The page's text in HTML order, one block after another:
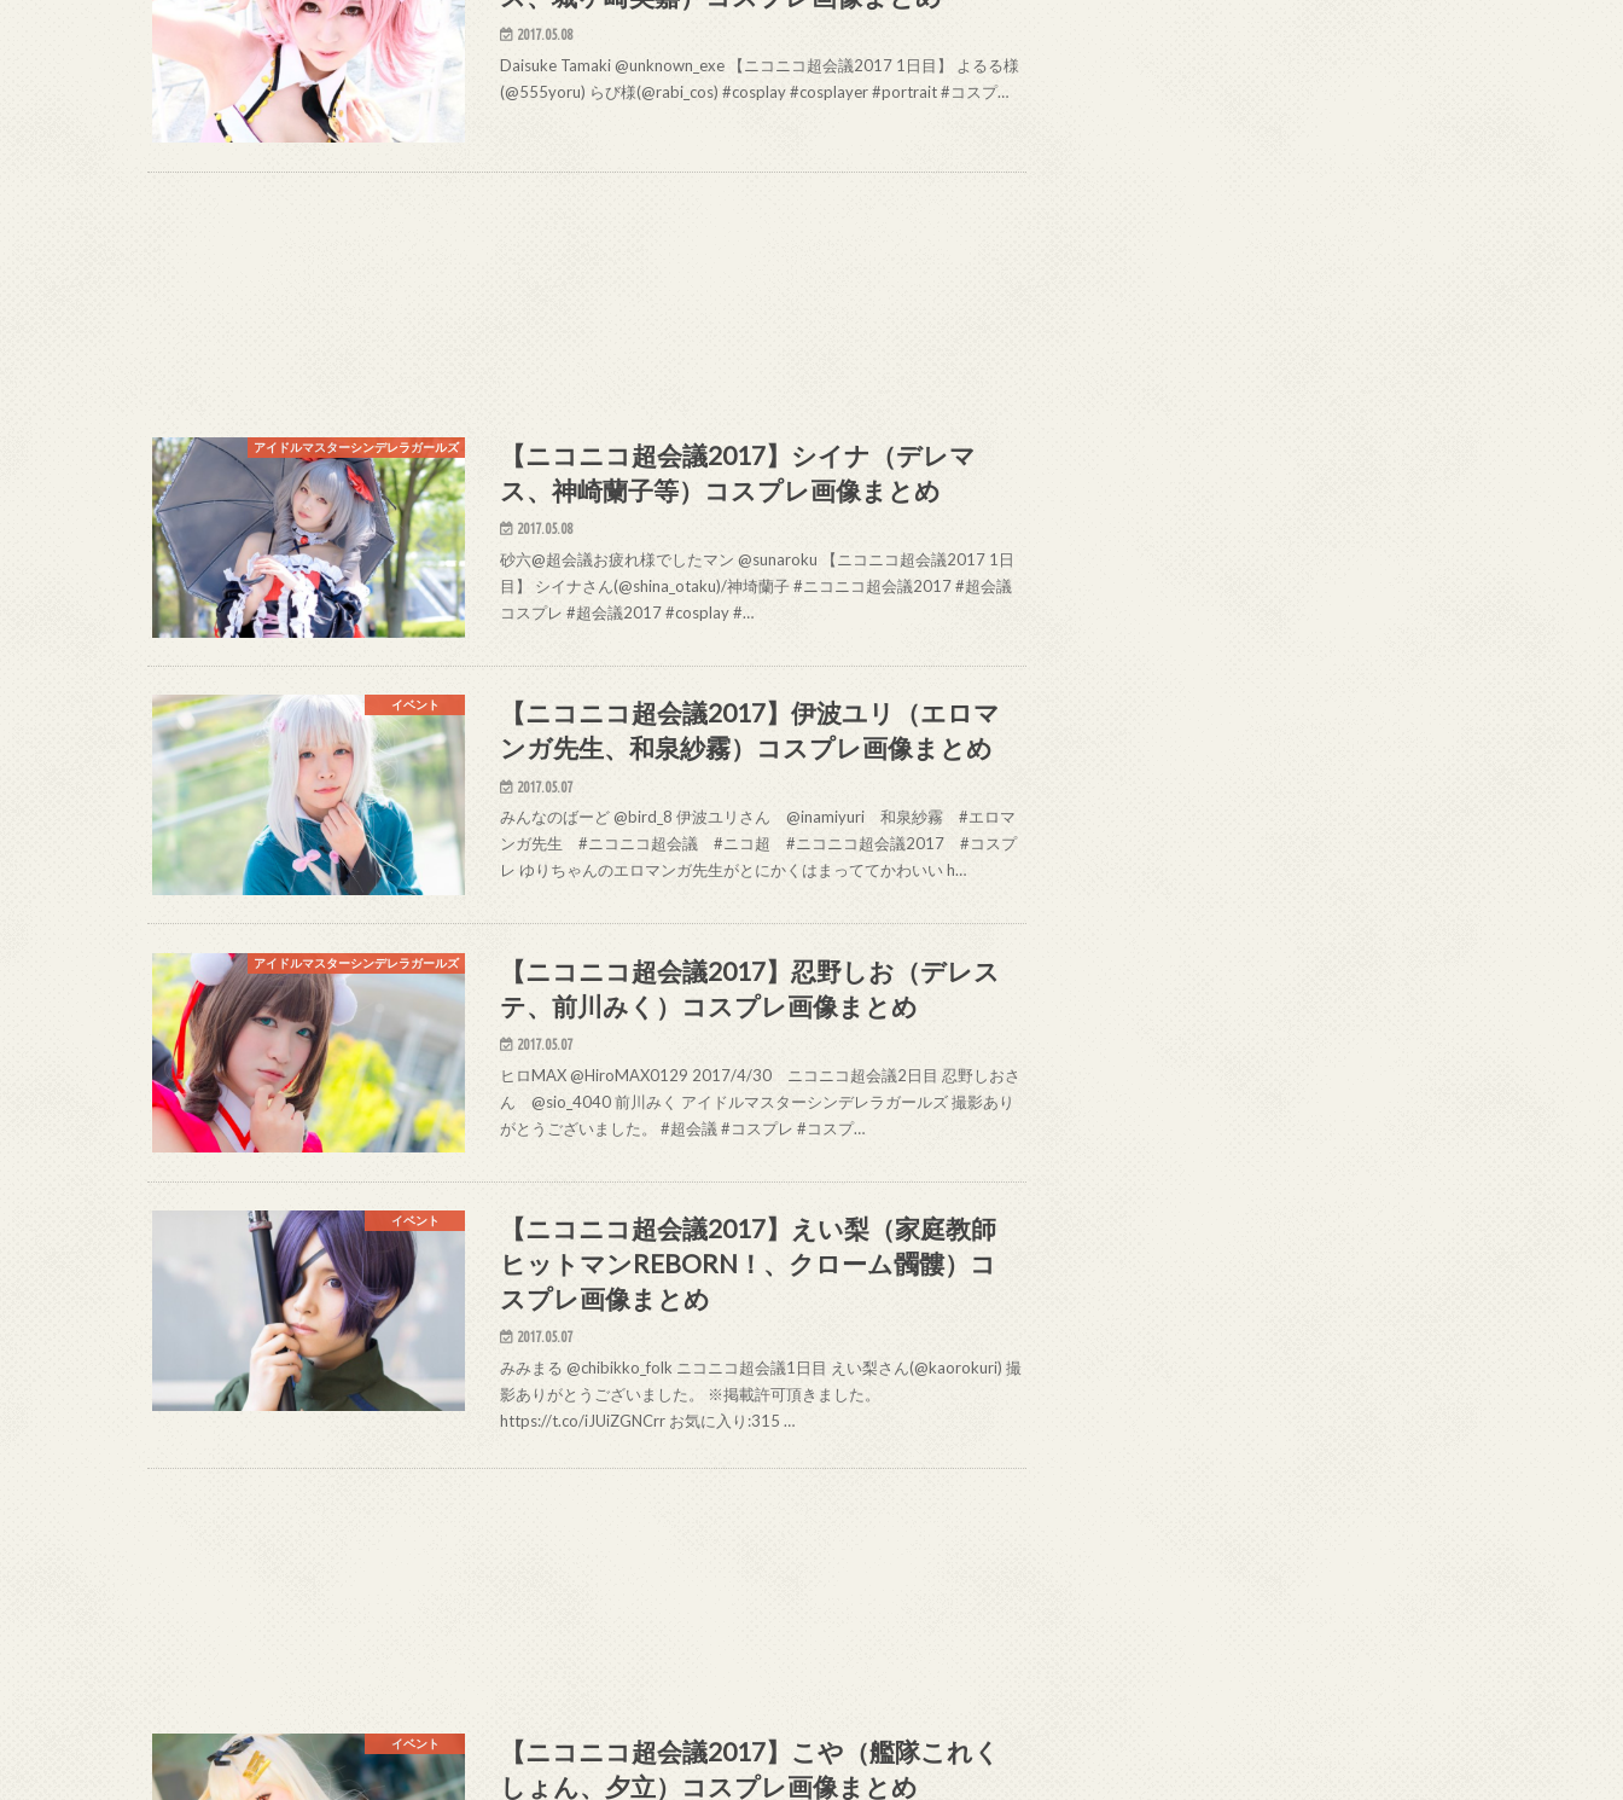
2017.05.08
Daisuke Tamaki @unknown_exe 【ニコニコ超会議2017 1日目】 よるる様
(@555yoru) らび様(@rabi_cos) #cosplay #cosplayer #portrait #コスプ…
アイドルマスターシンデレラガールズ
【ニコニコ超会議2017】シイナ（デレマ
ス、神崎蘭子等）コスプレ画像まとめ
2017.05.08
砂六@超会議お疲れ様でしたマン @sunaroku 【ニコニコ超会議2017 1日
目】 シイナさん(@shina_otaku)/神埼蘭子 #ニコニコ超会議2017 #超会議
コスプレ #超会議2017 #cosplay #…
イベント
【ニコニコ超会議2017】伊波ユリ（エロマ
ンガ先生、和泉紗霧）コスプレ画像まとめ
2017.05.07
みんなのばーど @bird_8 伊波ユリさん @inamiyuri 和泉紗霧 #エロマ
ンガ先生 #ニコニコ超会議 #ニコ超 #ニコニコ超会議2017 #コスプ
レ ゆりちゃんのエロマンガ先生がとにかくはまっててかわいい h…
アイドルマスターシンデレラガールズ
【ニコニコ超会議2017】忍野しお（デレス
テ、前川みく）コスプレ画像まとめ
2017.05.07
ヒロMAX @HiroMAX0129 2017/4/30 ニコニコ超会議2日目 忍野しおさ
ん @sio_4040 前川みく アイドルマスターシンデレラガールズ 撮影あり
がとうございました。 #超会議 #コスプレ #コスプ…
イベント
【ニコニコ超会議2017】えい梨（家庭教師
ヒットマンREBORN！、クローム髑髏）コ
スプレ画像まとめ
2017.05.07
みみまる @chibikko_folk ニコニコ超会議1日目 えい梨さん(@kaorokuri) 撮
影ありがとうございました。 ※掲載許可頂きました。
https://t.co/iJUiZGNCrr お気に入り:315 …
イベント
【ニコニコ超会議2017】こや（艦隊これく
しょん、夕立）コスプレ画像まとめ